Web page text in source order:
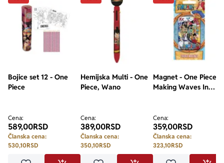
Bojice set 12 - One
Piece
Cena:
589,00RSD
Članska cena:
530,10RSD
Hemijska Multi - One
Piece, Wano
Cena:
389,00RSD
Članska cena:
350,10RSD
Magnet - One Piece,
Making Waves In
Cena:
359,00RSD
Članska cena:
323,10RSD